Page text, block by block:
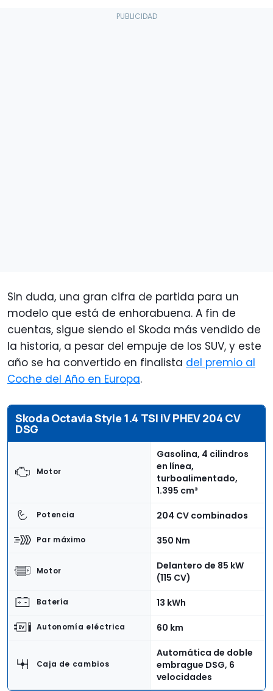
Sin duda, una gran cifra de partida para un
modelo que está de enhorabuena. A fin de
cuentas, sigue siendo el Skoda más vendido de
la historia, a pesar del empuje de los SUV, y este
año se ha convertido en finalista del premio al
Coche del Año en Europa.
Skoda Octavia Style 1.4 TSI iV PHEV 204 CV
DSG
Motor
Gasolina, 4 cilindros
en línea,
turboalimentado,
1.395 cm³
Potencia 204 CV combinados
Par máximo 350 Nm
Motor
Delantero de 85 kW
(115 CV)
Batería 13 kWh
Autonomía eléctrica 60 km
Caja de cambios
Automática de doble
embrague DSG, 6
velocidades